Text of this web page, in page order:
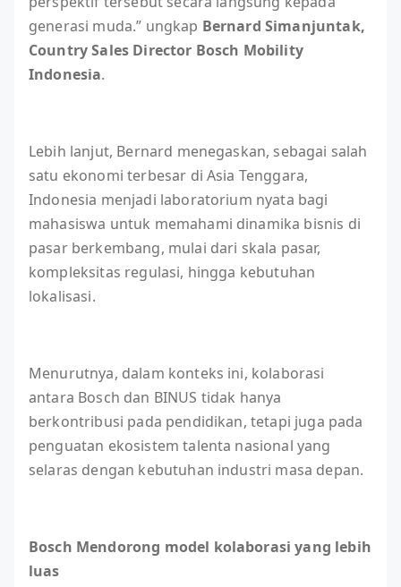
generasi muda.” ungkap Bernard Simanjuntak,
Country Sales Director Bosch Mobility
Indonesia.
Lebih lanjut, Bernard menegaskan, sebagai salah
satu ekonomi terbesar di Asia Tenggara,
Indonesia menjadi laboratorium nyata bagi
mahasiswa untuk memahami dinamika bisnis di
pasar berkembang, mulai dari skala pasar,
kompleksitas regulasi, hingga kebutuhan
lokalisasi.
Menurutnya, dalam konteks ini, kolaborasi
antara Bosch dan BINUS tidak hanya
berkontribusi pada pendidikan, tetapi juga pada
penguatan ekosistem talenta nasional yang
selaras dengan kebutuhan industri masa depan.
Bosch Mendorong model kolaborasi yang lebih
luas